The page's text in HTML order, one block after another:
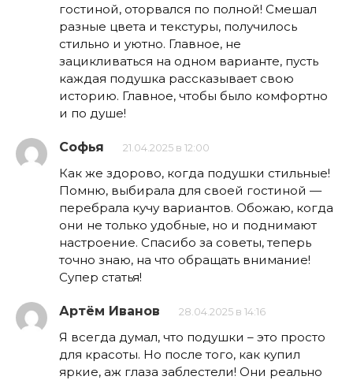
гостиной, оторвался по полной! Смешал
разные цвета и текстуры, получилось
стильно и уютно. Главное, не
зацикливаться на одном варианте, пусть
каждая подушка рассказывает свою
историю. Главное, чтобы было комфортно
и по душе!
Софья 21.04.2025 в 12:00
Как же здорово, когда подушки стильные!
Помню, выбирала для своей гостиной —
перебрала кучу вариантов. Обожаю, когда
они не только удобные, но и поднимают
настроение. Спасибо за советы, теперь
точно знаю, на что обращать внимание!
Супер статья!
Артём Иванов 28.04.2025 в 14:16
Я всегда думал, что подушки – это просто
для красоты. Но после того, как купил
яркие, аж глаза заблестели! Они реально